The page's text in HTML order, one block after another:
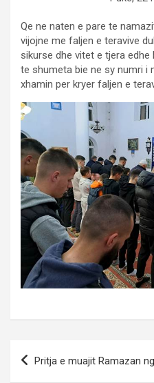
Qe ne naten e pare te
vijojne me faljen e teravive
sikurse dhe vitet e tjera
te shumeta bie ne sy numri i
xhamin per kryer faljen e
Post
navigation
Pritja e muajit Ramazan